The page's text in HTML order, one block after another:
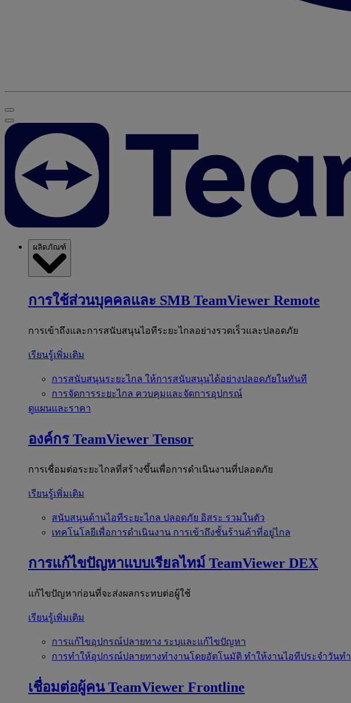
ผลิตภัณฑ์
การใช้ส่วนบุคคลและ SMB TeamViewer Remote
การเข้าถึงและการสนับสนุนไอทีระยะไกลอย่างรวดเร็วและปลอดภัย
เรียนรู้เพิ่มเติม
การสนับสนุนระยะไกล ให้การสนับสนุนได้อย่างปลอดภัยในทันที
การจัดการระยะไกล ควบคุมและจัดการอุปกรณ์
ดูแผนและราคา
องค์กร TeamViewer Tensor
การเชื่อมต่อระยะไกลที่สร้างขึ้นเพื่อการดำเนินงานที่ปลอดภัย
เรียนรู้เพิ่มเติม
สนับสนุนด้านไอทีระยะไกล ปลอดภัย อิสระ รวมในตัว
เทคโนโลยีเพื่อการดำเนินงาน การเข้าถึงชั้นร้านค้าที่อยู่ไกล
การแก้ไขปัญหาแบบเรียลไทม์ TeamViewer DEX
แก้ไขปัญหาก่อนที่จะส่งผลกระทบต่อผู้ใช้
เรียนรู้เพิ่มเติม
การแก้ไขอุปกรณ์ปลายทาง ระบุและแก้ไขปัญหา
การทำให้อุปกรณ์ปลายทางทำงานโดยอัตโนมัติ ทำให้งานไอทีประจำวันท
เชื่อมต่อผู้คน TeamViewer Frontline